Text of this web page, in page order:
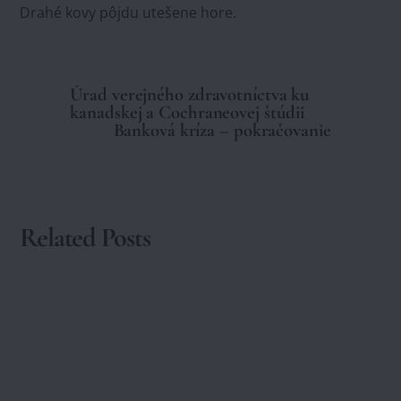
Drahé kovy pôjdu utešene hore.
Úrad verejného zdravotníctva ku
kanadskej a Cochraneovej štúdii
Banková kríza – pokračovanie
Related Posts